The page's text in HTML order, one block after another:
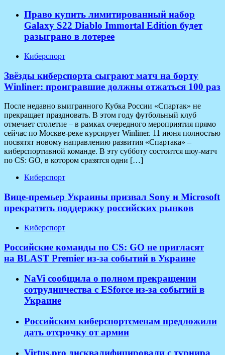
Право купить лимитированный набор
Galaxy S22 Diablo Immortal Edition будет
разыграно в лотерее
Киберспорт
Звёзды киберспорта сыграют матч на борту
Winliner: проигравшие должны отжаться 100 раз
После недавно выигранного Кубка России «Спартак» не
прекращает праздновать. В этом году футбольный клуб
отмечает столетие – в рамках очередного мероприятия прямо
сейчас по Москве-реке курсирует Winliner. 11 июня полностью
посвятят новому направлению развития «Спартака» –
киберспортивной команде. В эту субботу состоится шоу-матч
по CS: GO, в котором сразятся одни […]
Киберспорт
Вице-премьер Украины призвал Sony и Microsoft
прекратить поддержку российских рынков
Киберспорт
Российские команды по CS: GO не пригласят
на BLAST Premier из-за событий в Украине
NaVi сообщила о полном прекращении
сотрудничества с ESforce из-за событий в
Украине
Российским киберспортсменам предложили
дать отсрочку от армии
Virtus.pro дисквалифицировали с турнира